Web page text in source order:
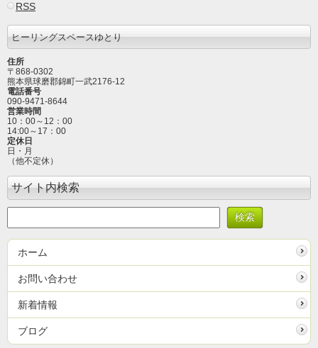
RSS
ヒーリングスペースゆとり
住所
〒868-0302
熊本県球磨郡錦町一武2176-12
電話番号
090-9471-8644
営業時間
10：00～12 ：00
14:00～17：00
定休日
日・月
（他不定休）
サイト内検索
ホーム
お問い合わせ
新着情報
ブログ